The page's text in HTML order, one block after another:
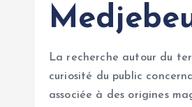
La recherche autour du
curiosité du public
associée à des origines